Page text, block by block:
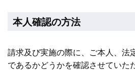
本人確認の方法
請求及び実施の際に、ご本人、法
であるかどうかを確認させていた